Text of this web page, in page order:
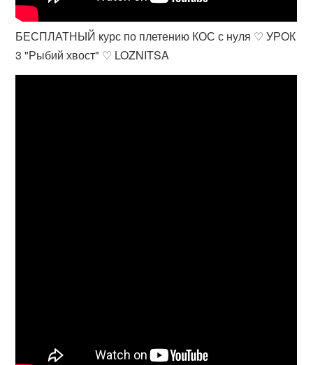
БЕСПЛАТНЫЙ курс по плетению КОС с нуля ♡ УРОК
3 "Рыбий хвост" ♡ LOZNITSA